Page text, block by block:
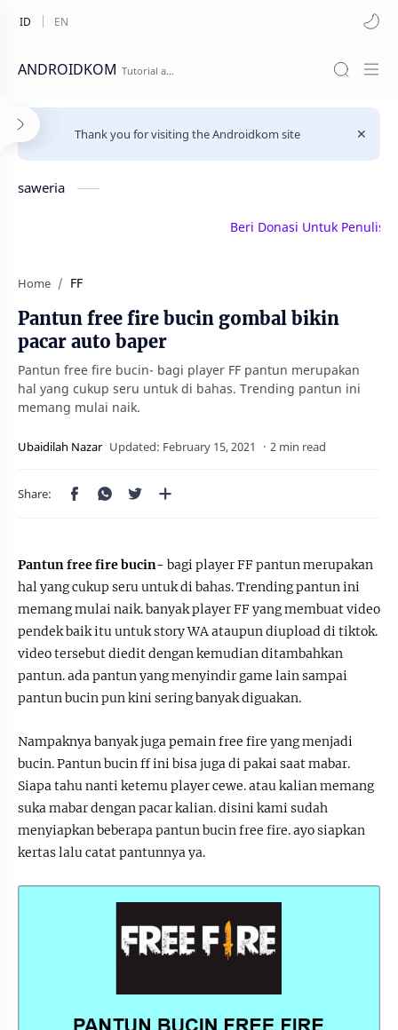
ANDROIDKOM
Thank you for visiting the Androidkom site
saweria
Beri Donasi Untuk Penulis |
Home FF
Pantun free fire bucin gombal bikin
pacar auto baper
Pantun free fire bucin- bagi player FF pantun merupakan
hal yang cukup seru untuk di bahas. Trending pantun ini
memang mulai naik.
2 min read
Pantun free fire bucin- bagi player FF pantun merupakan
hal yang cukup seru untuk di bahas. Trending pantun ini
memang mulai naik. banyak player FF yang membuat video
pendek baik itu untuk story WA ataupun diupload di tiktok.
video tersebut diedit dengan kemudian ditambahkan
pantun. ada pantun yang menyindir game lain sampai
pantun bucin pun kini sering banyak diguakan.
Nampaknya banyak juga pemain free fire yang menjadi
bucin. Pantun bucin ff ini bisa juga di pakai saat mabar.
Siapa tahu nanti ketemu player cewe. atau kalian memang
suka mabar dengan pacar kalian. disini kami sudah
menyiapkan beberapa pantun bucin free fire. ayo siapkan
kertas lalu catat pantunnya ya.